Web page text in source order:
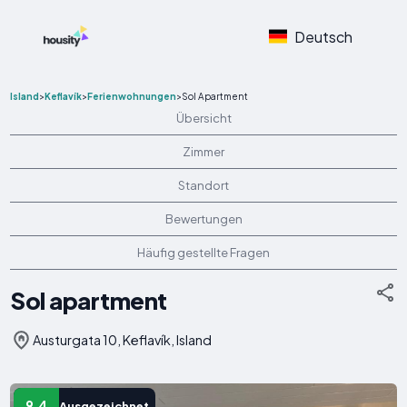
Deutsch
Island>Keflavík>Ferienwohnungen>Sol Apartment
Übersicht
Zimmer
Standort
Bewertungen
Häufig gestellte Fragen
Sol apartment
Austurgata 10, Keflavík, Island